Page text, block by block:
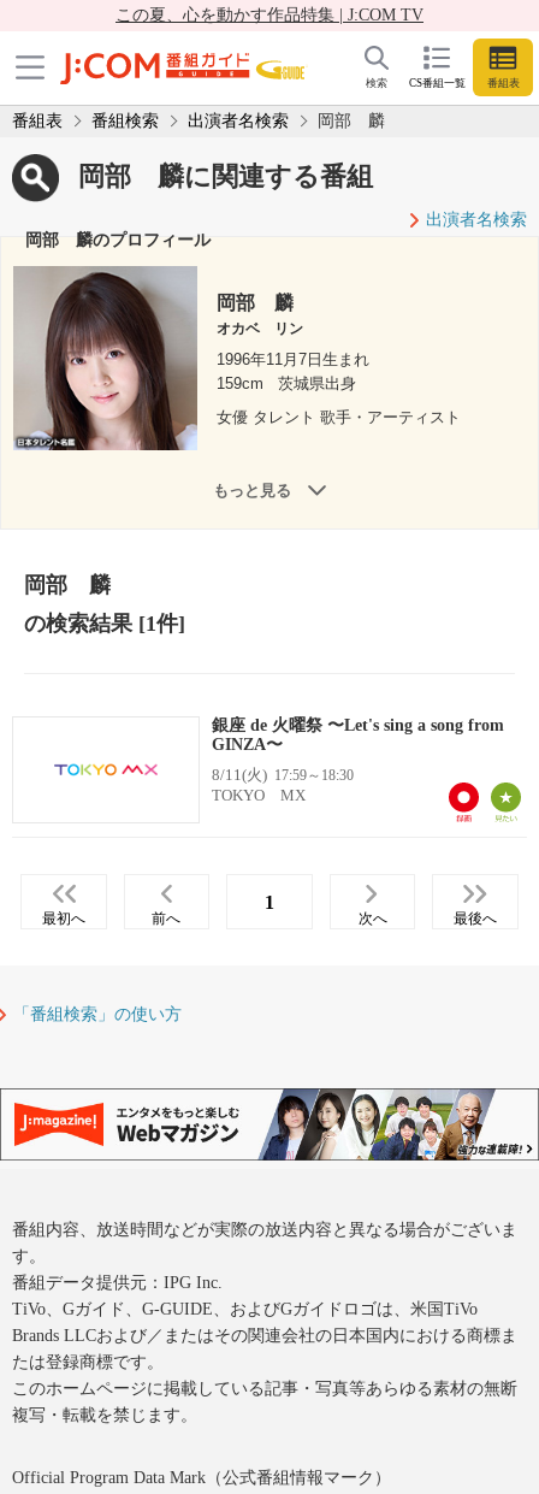
この夏、心を動かす作品特集 | J:COM TV
CS番組一覧 番組表
検索
番組表 番組検索 出演者名検索 岡部 麟
岡部 麟に関連する番組
出演者名検索
岡部 麟のプロフィール
岡部 麟
オカベ リン
1996年11月7日生まれ
159cm
茨城県出身
女優 タレント 歌手・アーティスト
もっと見る
岡部 麟
の検索結果[1件]
銀座 de 火曜祭 〜Let's sing a song from
GINZA〜
8/11(火) 17:59～18:30
TOKYO MX
最初へ 前へ
1
次へ 最後へ
「番組検索」の使い方
番組内容、放送時間などが実際の放送内容と異なる場合がございま
す。
番組データ提供元：IPG Inc.
TiVo、Gガイド、G-GUIDE、およびGガイドロゴは、米国TiVo
Brands LLCおよび／またはその関連会社の日本国内における商標ま
たは登録商標です。
このホームページに掲載している記事・写真等あらゆる素材の無断
複写・転載を禁じます。
Official Program Data Mark（公式番組情報マーク）